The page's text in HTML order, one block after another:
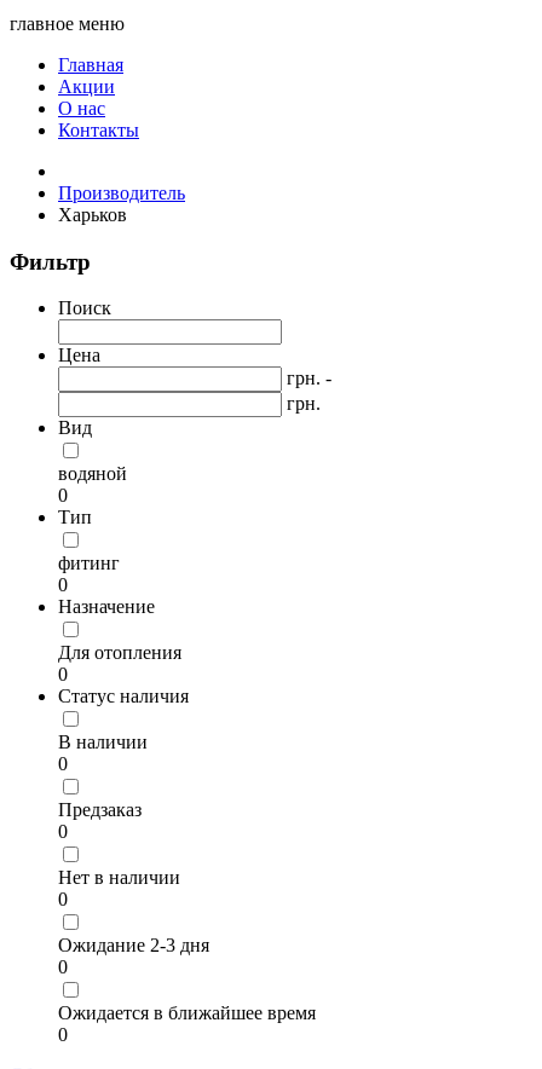
главное меню
Главная
Акции
О нас
Контакты
Производитель
Харьков
Фильтр
Поиск
Цена
грн. -
грн.
Вид
водяной
0
Тип
фитинг
0
Назначение
Для отопления
0
Статус наличия
В наличии
0
Предзаказ
0
Нет в наличии
0
Ожидание 2-3 дня
0
Ожидается в ближайшее время
0